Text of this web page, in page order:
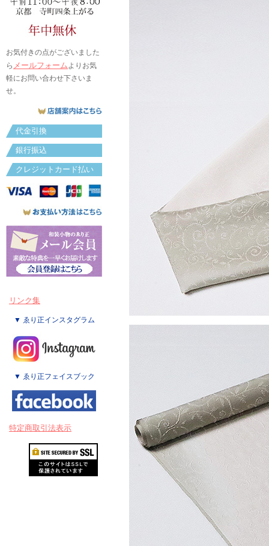
お気付きの点がございました
ら メールフォームよりお気
軽にお問い合わせ下さいま
せ。
代金引換
銀行振込
クレジットカード払い
リンク集
▼ ゑり正インスタグラム
▼ ゑり正フェイスブック
特定商取引法表示